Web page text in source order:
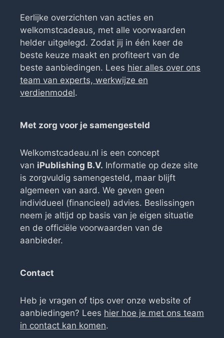
Eerlijke overzichten van acties en
welkomstcadeaus, met alle voorwaarden
helder uitgelegd. Zodat jij in één keer de
beste keuze maakt en profiteert van de
beste aanbiedingen. Lees hier alles over ons
team van experts, werkwijze en
verdienmodel.
Met zorg voor je samengesteld
Welkomstcadeau.nl is een concept
van iPublishing B.V. Informatie op deze site
is zorgvuldig samengesteld, maar blijft
algemeen van aard. We geven geen
individueel (financieel) advies. Beslissingen
neem je altijd op basis van je eigen situatie
en de officiële voorwaarden van de
aanbieder.
Contact
Heb je vragen of tips over onze website of
aanbiedingen? Lees hier hoe je met ons team
in contact kan komen.